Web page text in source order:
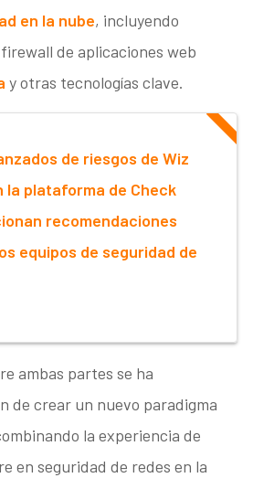
en la nube, incluyendo
de aplicaciones web
y otras tecnologías clave.
de riesgos de Wiz
la plataforma de Check
recomendaciones
equipos de seguridad de
ambas partes se ha
de crear un nuevo paradigma
la experiencia de
en seguridad de redes en la